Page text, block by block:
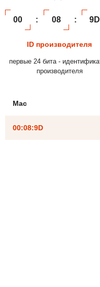
00 : 08 : 9D
ID производителя
первые 24 бита -
производителя
Mac
00:08:9D